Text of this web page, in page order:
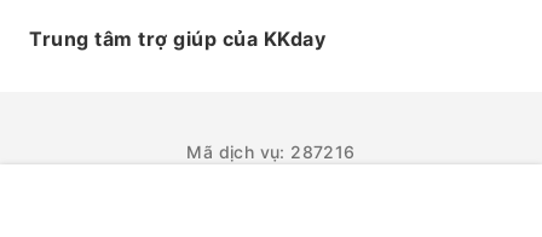
Trung tâm trợ giúp của KKday
Mã dịch vụ: 287216